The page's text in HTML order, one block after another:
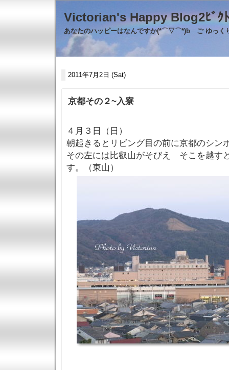
Victorian's Happy
あなたのハッピーはなんですか(*⌒▽⌒*)b ご ゆっく
2011年7月2日 (Sat)
京都その２~入寮
４月３日（日）
朝起きるとリビング目の前に京都のシン
その左には比叡山がそびえ そこを越す
す。（東山）